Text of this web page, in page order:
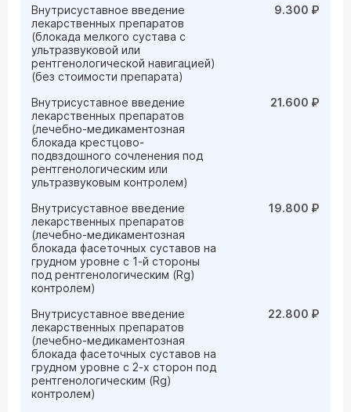
Внутрисуставное введение
лекарственных препаратов
(блокада мелкого сустава с
ультразвуковой или
рентгенологической навигацией)
(без стоимости препарата)
9.300 ₽
Внутрисуставное введение
лекарственных препаратов
(лечебно-медикаментозная
блокада крестцово-
подвздошного сочленения под
рентгенологическим или
ультразвуковым контролем)
21.600 ₽
Внутрисуставное введение
лекарственных препаратов
(лечебно-медикаментозная
блокада фасеточных суставов на
грудном уровне с 1-й стороны
под рентгенологическим (Rg)
контролем)
19.800 ₽
Внутрисуставное введение
лекарственных препаратов
(лечебно-медикаментозная
блокада фасеточных суставов на
грудном уровне с 2-х сторон под
рентгенологическим (Rg)
контролем)
22.800 ₽